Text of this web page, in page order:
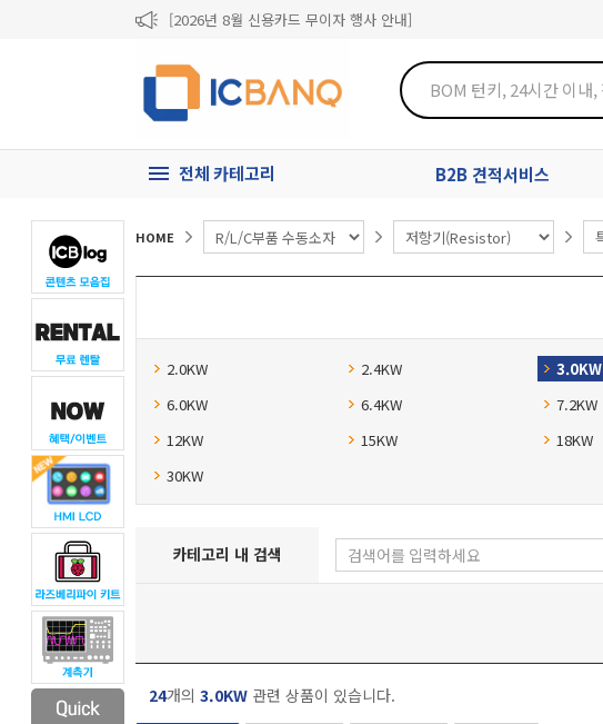
[2026년 8월 신용카드 무이자 행사 안내]
[마일리지 적립 및 사용 정책 개편 안내]
전체 카테고리 B2B 견적서비스
HOME
2.0KW 2.4KW 3.0KW
6.0KW
6.4KW 7.2KW
12KW
15KW 18KW
30KW
카테고리 내 검색
24개의 3.0KW 관련 상품이 있습니다.